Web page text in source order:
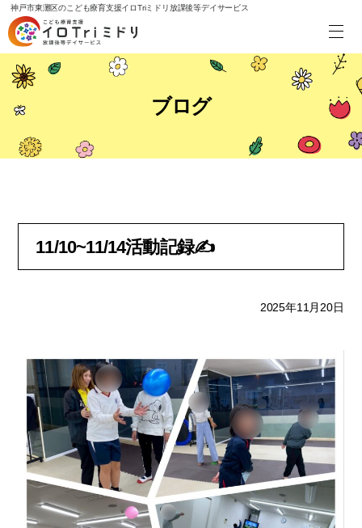
神戸市東灘区のこども療育支援イロTriミドリ放課後等デイサービス
ブログ
11/10~11/14活動記録✍️
2025年11月20日